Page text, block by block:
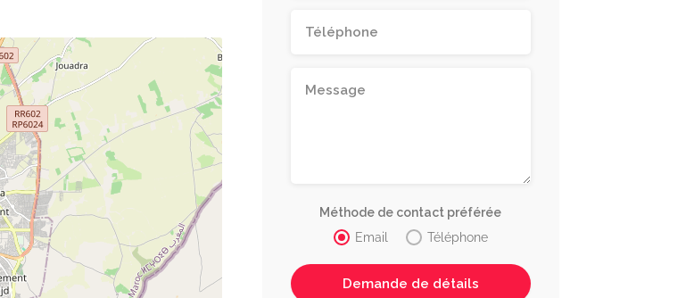
Méthode de contact préférée
Email
Téléphone